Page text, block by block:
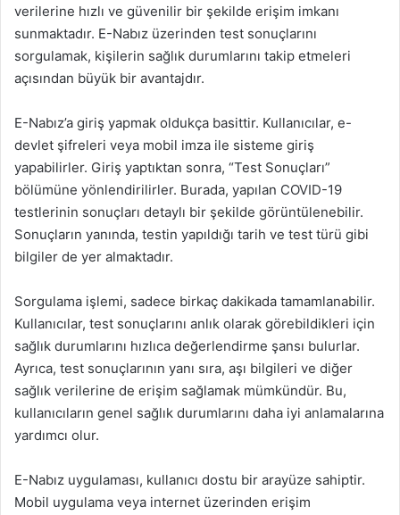
verilerine hızlı ve güvenilir bir şekilde erişim imkanı
sunmaktadır. E-Nabız üzerinden test sonuçlarını
sorgulamak, kişilerin sağlık durumlarını takip etmeleri
açısından büyük bir avantajdır.
E-Nabız’a giriş yapmak oldukça basittir. Kullanıcılar, e-
devlet şifreleri veya mobil imza ile sisteme giriş
yapabilirler. Giriş yaptıktan sonra, “Test Sonuçları”
bölümüne yönlendirilirler. Burada, yapılan COVID-19
testlerinin sonuçları detaylı bir şekilde görüntülenebilir.
Sonuçların yanında, testin yapıldığı tarih ve test türü gibi
bilgiler de yer almaktadır.
Sorgulama işlemi, sadece birkaç dakikada tamamlanabilir.
Kullanıcılar, test sonuçlarını anlık olarak görebildikleri için
sağlık durumlarını hızlıca değerlendirme şansı bulurlar.
Ayrıca, test sonuçlarının yanı sıra, aşı bilgileri ve diğer
sağlık verilerine de erişim sağlamak mümkündür. Bu,
kullanıcıların genel sağlık durumlarını daha iyi anlamalarına
yardımcı olur.
E-Nabız uygulaması, kullanıcı dostu bir arayüze sahiptir.
Mobil uygulama veya internet üzerinden erişim